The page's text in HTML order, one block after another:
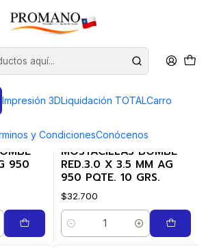
Impresión 3DLiquidación TOTALCarro
y CondicionesConócenos
Plata
950
01103035|Promano
MOSTACILLAS BOMBE
RED.3.0 X 3.5 MM AG
950 PQTE. 10 GRS.
$32.700
Cantidad